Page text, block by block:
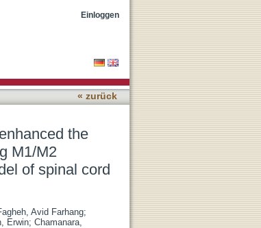
in rat model of
Einloggen
« zurück
the
M1/M2
of spinal cord
Avid Farhang;
Erwin; Chamanara,